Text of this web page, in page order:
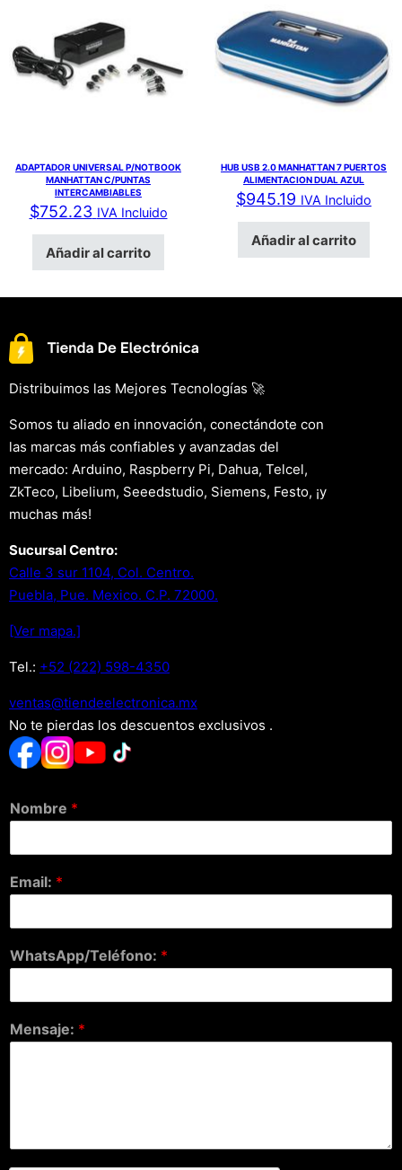
ADAPTADOR UNIVERSAL P/NOTBOOK
MANHATTAN C/PUNTAS
INTERCAMBIABLES
$752.23 IVA Incluido
Añadir al carrito
HUB USB 2.0 MANHATTAN 7 PUERTOS
ALIMENTACION DUAL AZUL
$945.19 IVA Incluido
Añadir al carrito
Distribuimos las Mejores Tecnologías 🚀
Somos tu aliado en innovación, conectándote con
las marcas más confiables y avanzadas del
mercado: Arduino, Raspberry Pi, Dahua, Telcel,
ZkTeco, Libelium, Seeedstudio, Siemens, Festo, ¡y
muchas más!
Sucursal Centro:
Calle 3 sur 1104, Col. Centro.
Puebla, Pue. Mexico. C.P. 72000.
[Ver mapa.]
Tel.: +52 (222) 598-4350
xm.acinortceleedneit@satnev
No te pierdas los descuentos exclusivos .
Nombre *
Email: *
WhatsApp/Teléfono: *
Mensaje: *